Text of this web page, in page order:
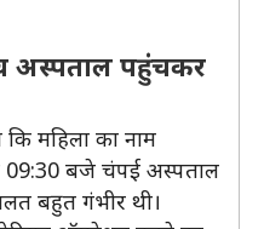
अस्पताल पहुंचकर
महिला का नाम
09:30 बजे चंपई अस्पताल
बहुत गंभीर थी।